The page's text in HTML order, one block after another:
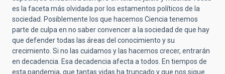
es la faceta más olvidada por los estamentos políticos de la
sociedad. Posiblemente los que hacemos Ciencia tenemos
parte de culpa en no saber convencer a la sociedad de que hay
que defender todas las áreas del conocimiento y su
crecimiento. Si no las cuidamos y las hacemos crecer, entrarán
en decadencia. Esa decadencia afecta a todos. En tiempos de
esta pandemia, que tantas vidas ha truncado y que nos sigue